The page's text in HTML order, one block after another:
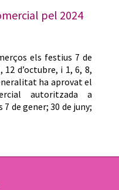
pel 2024
els festius 7 de
d’octubre, i 1, 6, 8,
ha aprovat el
autoritzada a
de gener; 30 de juny;